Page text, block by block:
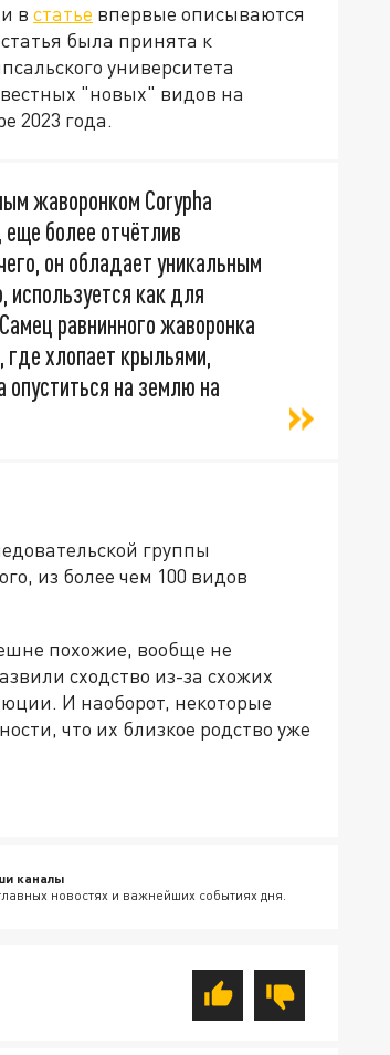
в статье впервые описываются
была принята к
университета
"новых" видов на
2023 года.
жаворонком Corypha
еще более отчётлив
он обладает уникальным
как для
равнинного жаворонка
где хлопает крыльями,
на землю на
группы
из более чем 100 видов
похожие, вообще не
сходство из-за схожих
И наоборот, некоторые
что их близкое родство уже
каналы
новостях и важнейших событиях дня.